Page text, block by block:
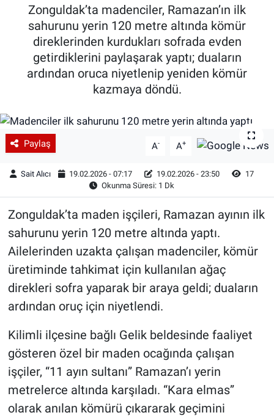
Zonguldak’ta madenciler, Ramazan’ın ilk
sahurunu yerin 120 metre altında kömür
direklerinden kurdukları sofrada evden
getirdiklerini paylaşarak yaptı; duaların
ardından oruca niyetlenip yeniden kömür
kazmaya döndü.
Paylaş A- A+
Sait Alıcı 19.02.2026 - 07:17 19.02.2026 - 23:50
17
Okunma Süresi: 1 Dk
Zonguldak’ta maden işçileri, Ramazan ayının ilk
sahurunu yerin 120 metre altında yaptı.
Ailelerinden uzakta çalışan madenciler, kömür
üretiminde tahkimat için kullanılan ağaç
direkleri sofra yaparak bir araya geldi; duaların
ardından oruç için niyetlendi.
Kilimli ilçesine bağlı Gelik beldesinde faaliyet
gösteren özel bir maden ocağında çalışan
işçiler, “11 ayın sultanı” Ramazan’ı yerin
metrelerce altında karşıladı. “Kara elmas”
olarak anılan kömürü çıkararak geçimini